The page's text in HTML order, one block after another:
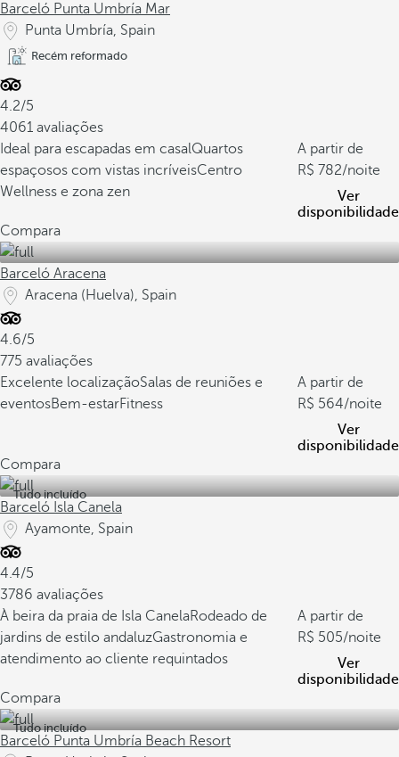
Barceló Punta Umbría Mar
Punta Umbría, Spain
Recém reformado
4.2/5
4061 avaliações
Ideal para escapadas em casalQuartos
espaçosos com vistas incríveisCentro
Wellness e zona zen
A partir de
782/noite
Ver
disponibilidade
Compara
Barceló Aracena
Aracena (Huelva), Spain
4.6/5
775 avaliações
Excelente localizaçãoSalas de reuniões e
eventosBem-estarFitness
A partir de
564/noite
Ver
disponibilidade
Compara
Tudo incluído
Barceló Isla Canela
Ayamonte, Spain
4.4/5
3786 avaliações
À beira da praia de Isla CanelaRodeado de
jardins de estilo andaluzGastronomia e
atendimento ao cliente requintados
A partir de
505/noite
Ver
disponibilidade
Compara
Tudo incluído
Barceló Punta Umbría Beach Resort